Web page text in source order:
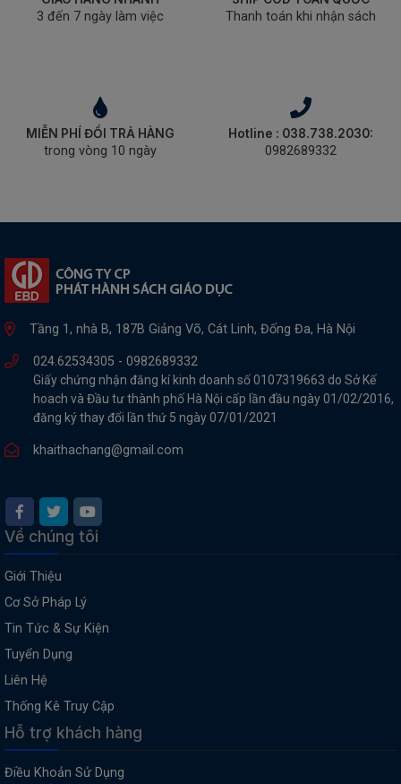
SÁCH
THIẾU
SÁCH
NGOẠI
-
DÙNG
HỌC
SINH
QUÀ
-
CHƠI
THIẾT
BỊ
3 đến 7 ngày làm việc Thanh toán khi nhận sách
MIỄN PHÍ ĐỔI TRẢ HÀNG
trong vòng 10 ngày
Hotline : 038.738.2030:
0982689332
Tầng 1, nhà B, 187B Giảng Võ, Cát Linh, Đống Đa, Hà Nội
024.62534305 - 0982689332
Giấy chứng nhận đăng kí kinh doanh số 0107319663 do Sở Kế
hoach và Đầu tư thành phố Hà Nội cấp lần đầu ngày 01/02/2016,
đăng ký thay đổi lần thứ 5 ngày 07/01/2021
khaithachang@gmail.com
Về chúng tôi
Giới Thiệu
Cơ Sở Pháp Lý
Tin Tức & Sự Kiện
Tuyển Dụng
Liên Hệ
Thống Kê Truy Cập
Hỗ trợ khách hàng
Điều Khoản Sử Dụng